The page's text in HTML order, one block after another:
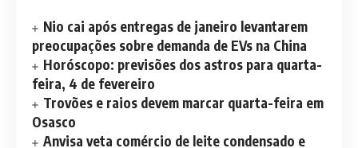
Nio cai após entregas de janeiro levantarem
preocupações sobre demanda de EVs na China
Horóscopo: previsões dos astros para quarta-
feira, 4 de fevereiro
Trovões e raios devem marcar quarta-feira em
Osasco
Anvisa veta comércio de leite condensado e